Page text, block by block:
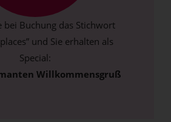
bei Buchung das Stichwort
und Sie erhalten als
Special:
Willkommensgruß